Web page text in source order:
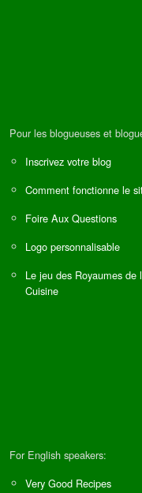
Pour les blogueuses et
Inscrivez votre blog
Comment fonctionne le
Foire Aux Questions
Logo personnalisable
Le jeu des Royaumes de
Cuisine
For English speakers:
Very Good Recipes